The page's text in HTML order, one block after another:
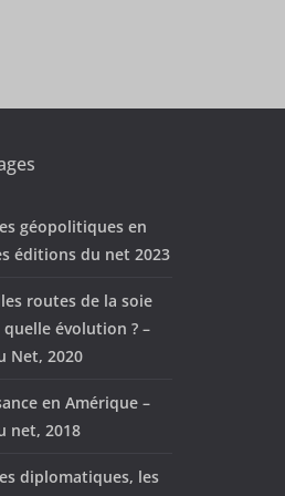
géopolitiques en
éditions du net 2023
routes de la soie
évolution ? –
Net, 2020
en Amérique –
net, 2018
diplomatiques, les